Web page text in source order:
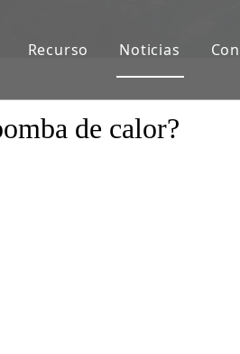
Recurso Noticias
de calor?